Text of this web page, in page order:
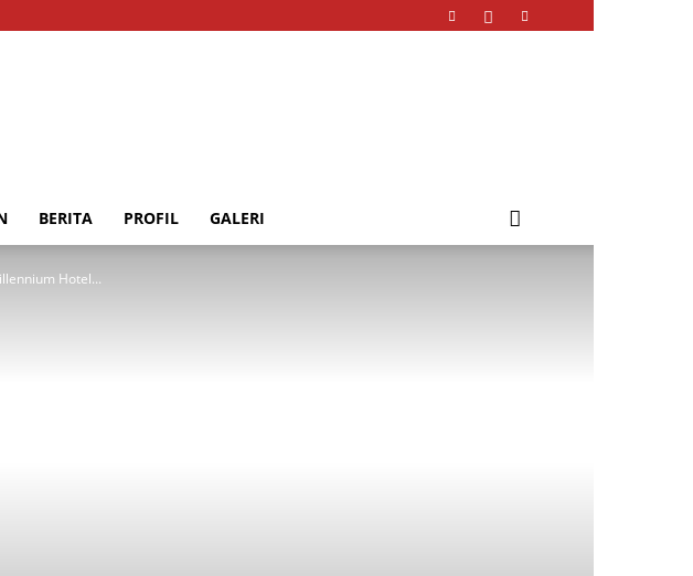
BERITA PROFIL GALERI
Hotel...